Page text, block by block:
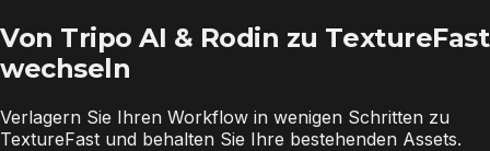
Von Tripo AI & Rodin zu TextureFast
wechseln
Verlagern Sie Ihren Workflow in wenigen Schritten zu
TextureFast und behalten Sie Ihre bestehenden Assets.